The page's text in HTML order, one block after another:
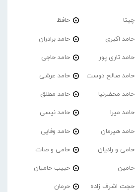
چیتا حافظ
حامد اکبری حامد برادران
حامد تاری پور حامد حاجی
حامد صالح دوست حامد عرشی
حامد محضرنیا حامد مطلق
حامد میرا حامد نیسی
حامد هیرمان حامد وفایی
حامی و رادیان حامی و صات
حامین حبیب حامیان
حجت اشرف زاده حرمان